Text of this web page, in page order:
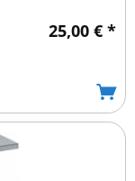
25,00 € *